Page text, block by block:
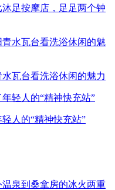
足按摩店，足足两个钟
瓦台看洗浴休闲的魅力
人的“精神快充站”